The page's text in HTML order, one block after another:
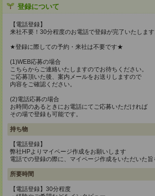
登録について
【電話登録】
来社不要！30分程度のお電話で登録が完了いたします
★登録に際しての予約・来社は不要です★
(1)WEB応募の場合
こちらからご連絡いたしますのでお待ちください。
ご応募頂いた後、案内メールをお送りしますので
内容をご確認ください。
(2)電話応募の場合
お時間のあるときにお電話にてご応募いただければ
その場で登録も可能です。
持ち物
【電話登録】
弊社HPよりマイページ作成をお願いします
電話での登録の際に、マイページ作成をいただいた旨
所要時間
【電話登録】30分程度